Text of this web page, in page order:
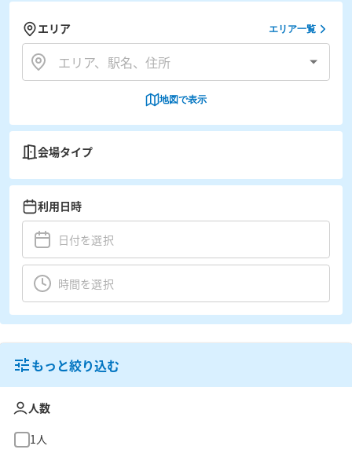
エリア エリア一覧
地図で表示
会場タイプ
利用日時
もっと絞り込む
人数
1人